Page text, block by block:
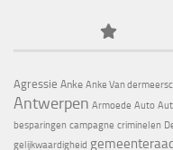
Agressie Anke Anke Van
Antwerpen Armoede Auto
besparingen campagne criminelen
gelijkwaardigheid